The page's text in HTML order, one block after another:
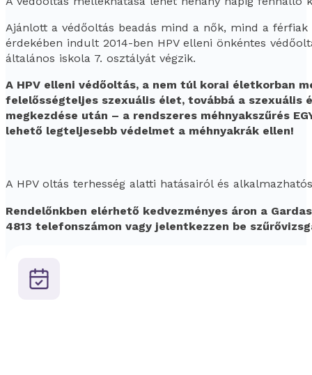
Ajánlott a védőoltás beadás mind a nők, mind a
érdekében indult 2014-ben HPV elleni önkéntes
általános iskola 7. osztályát végzik.
A HPV elleni védőoltás, a nem túl korai életkorban
felelősségteljes szexuális élet, továbbá a szexuális
megkezdése után – a rendszeres méhnyakszűrés
lehető legteljesebb védelmet a méhnyakrák ellen!
A HPV oltás terhesség alatti hatásairól és
Rendelőnkben elérhető kedvezményes áron a
4813 telefonszámon vagy jelentkezzen be